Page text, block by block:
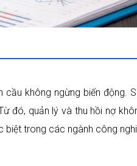
không ngừng biến động.
đó, quản lý và thu hồi nợ
biệt trong các ngành công